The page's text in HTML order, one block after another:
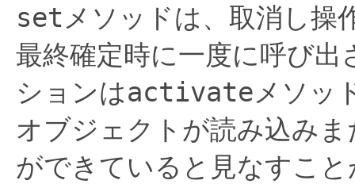
set メソッドは、取消し操
最終確定時に一度に呼び出
ションはactivateメソッ
オブジェクトが読み込み
ができていると見なすこ